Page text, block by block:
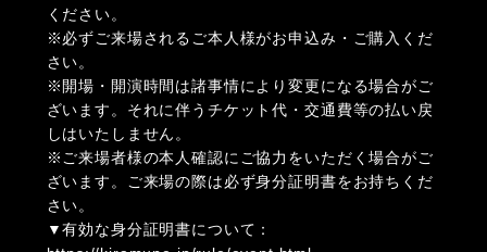
ください。
※必ずご来場されるご本人様がお申込み・ご購入くだ
さい。
※開場・開演時間は諸事情により変更になる場合がご
ざいます。それに伴うチケット代・交通費等の払い戻
しはいたしません。
※ご来場者様の本人確認にご協力をいただく場合がご
ざいます。ご来場の際は必ず身分証明書をお持ちくだ
さい。
▼有効な身分証明書について：